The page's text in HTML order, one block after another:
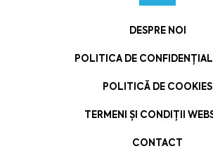
DESPRE NOI
POLITICA DE
POLITICĂ DE COOKIES
TERMENI ȘI CONDIȚII
CONTACT